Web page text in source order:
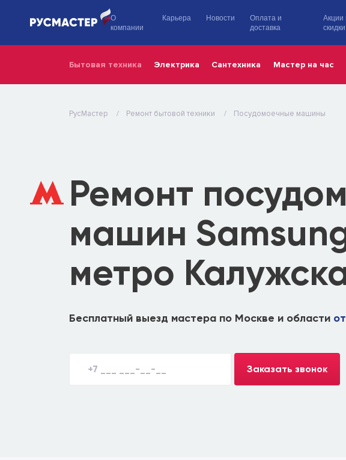
О
компании
Карьера Новости
Оплата и
доставка
Акции
скидки
Бытовая техника Электрика Сантехника Мастер на час
РусМастер Ремонт бытовой техники Посудомоечные машины
Ремонт
машин
метро
Бесплатный выезд мастера по Москве и области
Заказать звонок